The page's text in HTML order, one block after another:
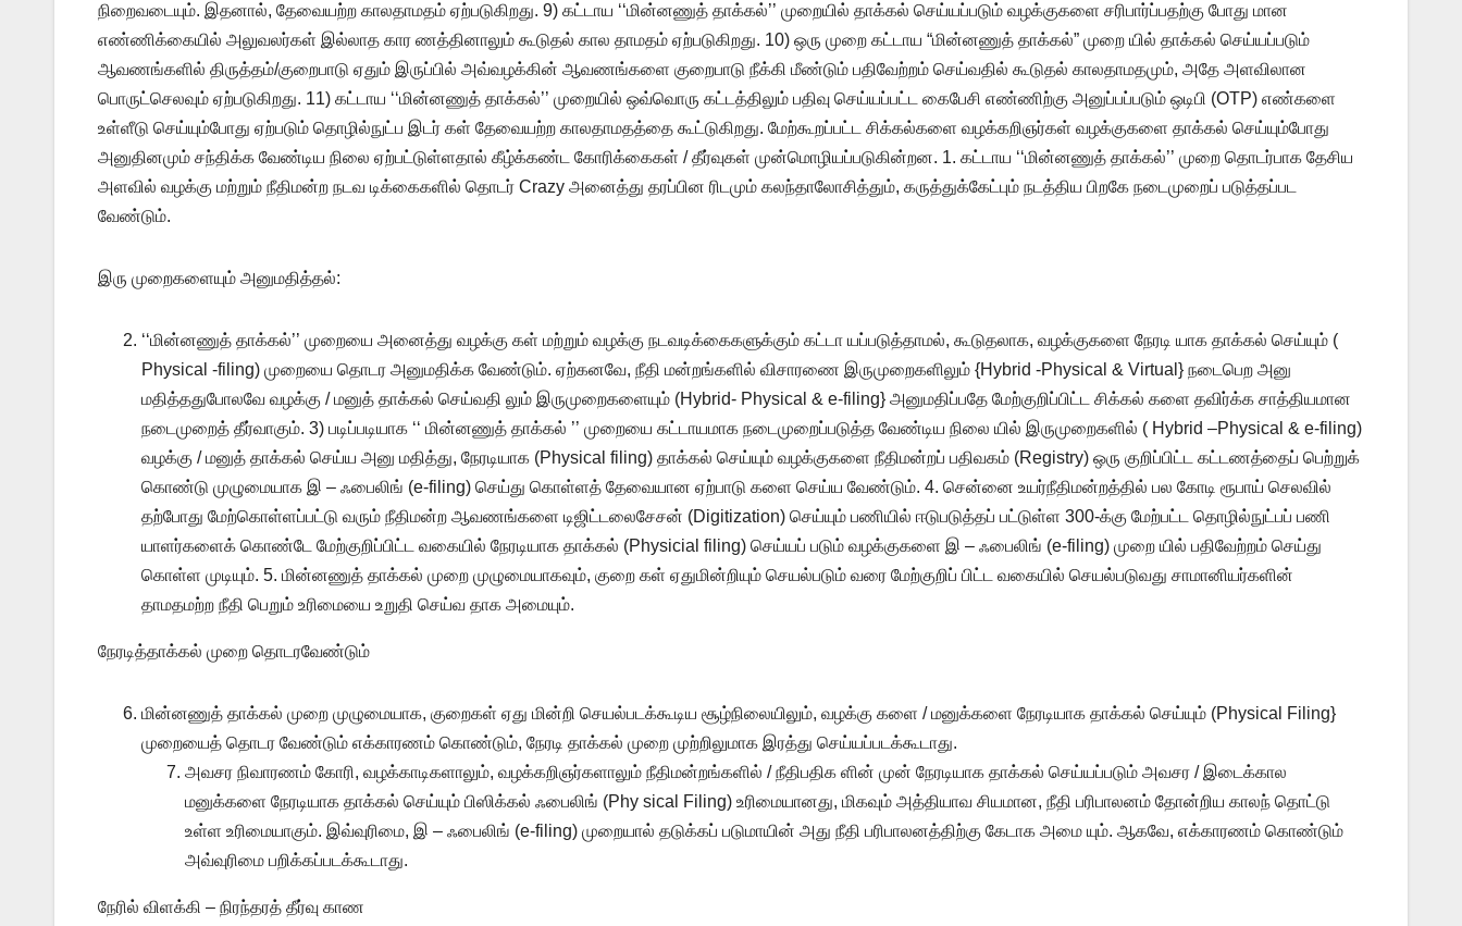
நிறைவடையும். இதனால், தேவையற்ற காலதாமதம் ஏற்படுகிறது. 9) கட்டாய ‘‘மின்னணுத் தாக்கல்’’ முறையில் தாக்கல் செய்யப்படும் வழக்குகளை சரிபார்ப்பதற்கு போது மான
எண்ணிக்கையில் அலுவலர்கள் இல்லாத கார ணத்தினாலும் கூடுதல் கால தாமதம் ஏற்படுகிறது. 10) ஒரு முறை கட்டாய “மின்னணுத் தாக்கல்” முறை யில் தாக்கல் செய்யப்படும்
ஆவணங்களில் திருத்தம்/குறைபாடு ஏதும் இருப்பில் அவ்வழக்கின் ஆவணங்களை குறைபாடு நீக்கி மீண்டும் பதிவேற்றம் செய்வதில் கூடுதல் காலதாமதமும், அதே அளவிலான
பொருட்செலவும் ஏற்படுகிறது. 11) கட்டாய ‘‘மின்னணுத் தாக்கல்’’ முறையில் ஒவ்வொரு கட்டத்திலும் பதிவு செய்யப்பட்ட கைபேசி எண்ணிற்கு அனுப்பப்படும் ஒடிபி (OTP) எண்களை
உள்ளீடு செய்யும்போது ஏற்படும் தொழில்நுட்ப இடர் கள் தேவையற்ற காலதாமதத்தை கூட்டுகிறது. மேற்கூறப்பட்ட சிக்கல்களை வழக்கறிஞர்கள் வழக்குகளை தாக்கல் செய்யும்போது
அனுதினமும் சந்திக்க வேண்டிய நிலை ஏற்பட்டுள்ளதால் கீழ்க்கண்ட கோரிக்கைகள் / தீர்வுகள் முன்மொழியப்படுகின்றன. 1. கட்டாய ‘‘மின்னணுத் தாக்கல்’’ முறை தொடர்பாக தேசிய
அளவில் வழக்கு மற்றும் நீதிமன்ற நடவ டிக்கைகளில் தொடர் Crazy அனைத்து தரப்பின ரிடமும் கலந்தாலோசித்தும், கருத்துக்கேட்பும் நடத்திய பிறகே நடைமுறைப் படுத்தப்பட
வேண்டும்.
இரு முறைகளையும் அனுமதித்தல்:
‘‘மின்னணுத் தாக்கல்’’ முறையை அனைத்து வழக்கு கள் மற்றும் வழக்கு நடவடிக்கைகளுக்கும் கட்டா யப்படுத்தாமல், கூடுதலாக, வழக்குகளை நேரடி யாக தாக்கல் செய்யும் (
Physical -filing) முறையை தொடர அனுமதிக்க வேண்டும். ஏற்கனவே, நீதி மன்றங்களில் விசாரணை இருமுறைகளிலும் {Hybrid -Physical & Virtual} நடைபெற அனு
மதித்ததுபோலவே வழக்கு / மனுத் தாக்கல் செய்வதி லும் இருமுறைகளையும் (Hybrid- Physical & e-filing} அனுமதிப்பதே மேற்குறிப்பிட்ட சிக்கல் களை தவிர்க்க சாத்தியமான
நடைமுறைத் தீர்வாகும். 3) படிப்படியாக ‘‘ மின்னணுத் தாக்கல் ’’ முறையை கட்டாயமாக நடைமுறைப்படுத்த வேண்டிய நிலை யில் இருமுறைகளில் ( Hybrid –Physical & e-filing)
வழக்கு / மனுத் தாக்கல் செய்ய அனு மதித்து, நேரடியாக (Physical filing) தாக்கல் செய்யும் வழக்குகளை நீதிமன்றப் பதிவகம் (Registry) ஒரு குறிப்பிட்ட கட்டணத்தைப் பெற்றுக்
கொண்டு முழுமையாக இ – ஃபைலிங் (e-filing) செய்து கொள்ளத் தேவையான ஏற்பாடு களை செய்ய வேண்டும். 4. சென்னை உயர்நீதிமன்றத்தில் பல கோடி ரூபாய் செலவில்
தற்போது மேற்கொள்ளப்பட்டு வரும் நீதிமன்ற ஆவணங்களை டிஜிட்டலைசேசன் (Digitization) செய்யும் பணியில் ஈடுபடுத்தப் பட்டுள்ள 300-க்கு மேற்பட்ட தொழில்நுட்பப் பணி
யாளர்களைக் கொண்டே மேற்குறிப்பிட்ட வகையில் நேரடியாக தாக்கல் (Physicial filing) செய்யப் படும் வழக்குகளை இ – ஃபைலிங் (e-filing) முறை யில் பதிவேற்றம் செய்து
கொள்ள முடியும். 5. மின்னணுத் தாக்கல் முறை முழுமையாகவும், குறை கள் ஏதுமின்றியும் செயல்படும் வரை மேற்குறிப் பிட்ட வகையில் செயல்படுவது சாமானியர்களின்
தாமதமற்ற நீதி பெறும் உரிமையை உறுதி செய்வ தாக அமையும்.
நேரடித்தாக்கல் முறை தொடரவேண்டும்
மின்னணுத் தாக்கல் முறை முழுமையாக, குறைகள் ஏது மின்றி செயல்படக்கூடிய சூழ்நிலையிலும், வழக்கு களை / மனுக்களை நேரடியாக தாக்கல் செய்யும் (Physical Filing}
முறையைத் தொடர வேண்டும் எக்காரணம் கொண்டும், நேரடி தாக்கல் முறை முற்றிலுமாக இரத்து செய்யப்படக்கூடாது.
அவசர நிவாரணம் கோரி, வழக்காடிகளாலும், வழக்கறிஞர்களாலும் நீதிமன்றங்களில் / நீதிபதிக ளின் முன் நேரடியாக தாக்கல் செய்யப்படும் அவசர / இடைக்கால
மனுக்களை நேரடியாக தாக்கல் செய்யும் பிஸிக்கல் ஃபைலிங் (Phy sical Filing) உரிமையானது, மிகவும் அத்தியாவ சியமான, நீதி பரிபாலனம் தோன்றிய காலந் தொட்டு
உள்ள உரிமையாகும். இவ்வுரிமை, இ – ஃபைலிங் (e-filing) முறையால் தடுக்கப் படுமாயின் அது நீதி பரிபாலனத்திற்கு கேடாக அமை யும். ஆகவே, எக்காரணம் கொண்டும்
அவ்வுரிமை பறிக்கப்படக்கூடாது.
நேரில் விளக்கி – நிரந்தரத் தீர்வு காண